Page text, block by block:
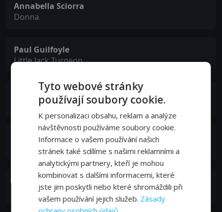
Annabella Sciorra
Donna
Paul Guilfoyle
Little Jack Turgeon
Bill Nelson
Big Jack Turgeon
Eddie Jones
Mimi Cecchini
Joey's Mother
Tyto webové stránky
používají soubory cookie.
K personalizaci obsahu, reklam a analýze
návštěvnosti používáme soubory cookie.
Informace o vašem používání našich
stránek také sdílíme s našimi reklamními a
analytickými partnery, kteří je mohou
kombinovat s dalšími informacemi, které
jste jim poskytli nebo které shromáždili při
vašem používání jejich služeb. Zásady